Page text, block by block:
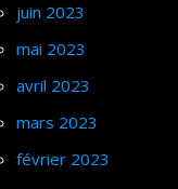
juin 2023
mai 2023
avril 2023
mars 2023
février 2023